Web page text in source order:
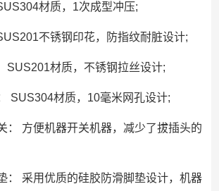
材质，1次成型冲压;
不锈钢印花，防指纹耐脏设计;
SUS201材质，不锈钢拉丝设计;
SUS304材质，10毫米网孔设计;
： 方便机器开关机器，减少了拔插头的
： 采用优质的硅胶防滑脚垫设计，机器